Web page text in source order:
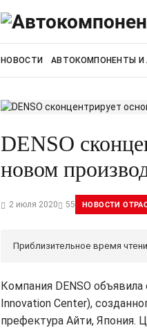
НОВОСТИ АВТОКОМПОНЕНТЫ И
DENSO
новом
2 июля 2020 55 НОВОСТИ
Приблизительное время
Компания DENSO
Innovation Center),
префектура Айти, Япония.